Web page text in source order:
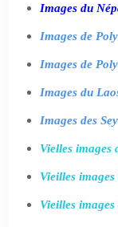
Images du
Images de
Images de
Images du
Images des
Vielles images
Vieilles
Vieilles